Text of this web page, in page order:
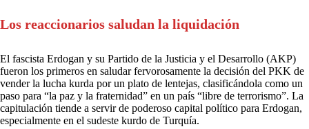
Los reaccionarios saludan la liquidación
El fascista Erdogan y su Partido de la Justicia y el Desarrollo (AKP)
fueron los primeros en saludar fervorosamente la decisión del PKK de
vender la lucha kurda por un plato de lentejas, clasificándola como un
paso para “la paz y la fraternidad” en un país “libre de terrorismo”. La
capitulación tiende a servir de poderoso capital político para Erdogan,
especialmente en el sudeste kurdo de Turquía.